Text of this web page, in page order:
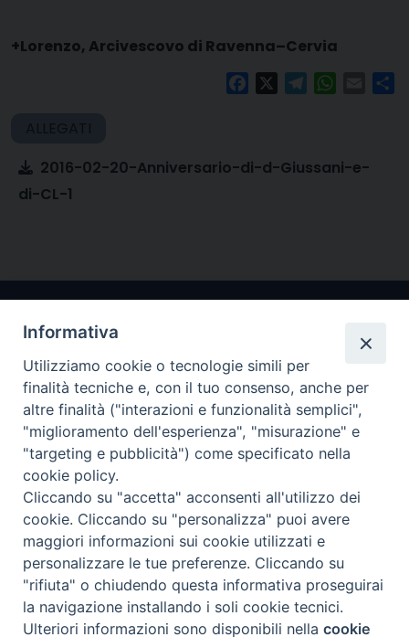
+Lorenzo, Arcivescovo di Ravenna–Cervia
FacebookTelegram Email
2016-02-20-Anniversario-di-d-Giussani-e-
di-CL-1
Arcidiocesi di Ravenna-Cervia
CONTATTI
Piazza Arcivescovado, 1 48121- Ravenna
tel 0544.541655
curia@diocesiravennacervia.it
Per segnalazioni tecniche e aggiornamenti:
webmaster@diocesiravennacervia.it
Preferenze Cookie
Informativa
Utilizziamo cookie o tecnologie simili per
finalità tecniche e, con il tuo consenso, anche per
altre finalità ("interazioni e funzionalità semplici",
"miglioramento dell'esperienza", "misurazione" e
"targeting e pubblicità") come specificato nella
cookie policy.
Cliccando su "accetta" acconsenti all'utilizzo dei
cookie. Cliccando su "personalizza" puoi avere
maggiori informazioni sui cookie utilizzati e
personalizzare le tue preferenze. Cliccando su
"rifiuta" o chiudendo questa informativa proseguirai
la navigazione installando i soli cookie tecnici.
Ulteriori informazioni sono disponibili nellacookie